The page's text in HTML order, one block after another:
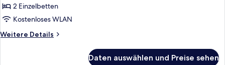
Zimmer,
2 Einzelbetten
(Quiet
Location)
2 Einzelbetten
Kostenloses WLAN
Weitere Details
Weitere
Daten auswählen und Preise sehen